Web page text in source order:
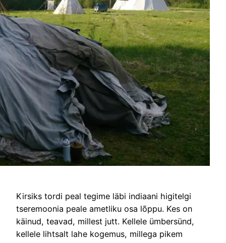
Kirsiks tordi peal tegime läbi indiaani higitelgi
tseremoonia peale ametliku osa lõppu. Kes on
käinud, teavad, millest jutt. Kellele ümbersünd,
kellele lihtsalt lahe kogemus, millega pikem